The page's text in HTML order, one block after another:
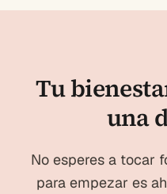
Tu
una
No esperes a tocar
para empezar es